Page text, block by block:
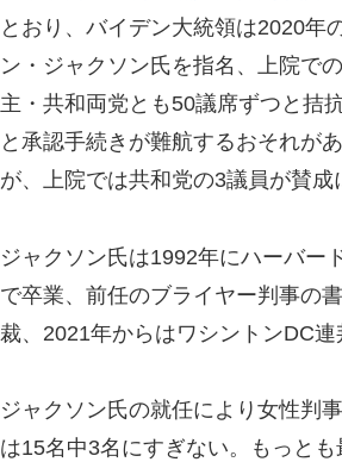
とおり、バイデン大統領は2020年
ン・ジャクソン氏を指名、上院で
主・共和両党とも50議席ずつと拮
と承認手続きが難航するおそれが
が、上院では共和党の3議員が賛成
ジャクソン氏は1992年にハーバー
で卒業、前任のブライヤー判事の
裁、2021年からはワシントンDC連
ジャクソン氏の就任により女性判
は15名中3名にすぎない。もっとも